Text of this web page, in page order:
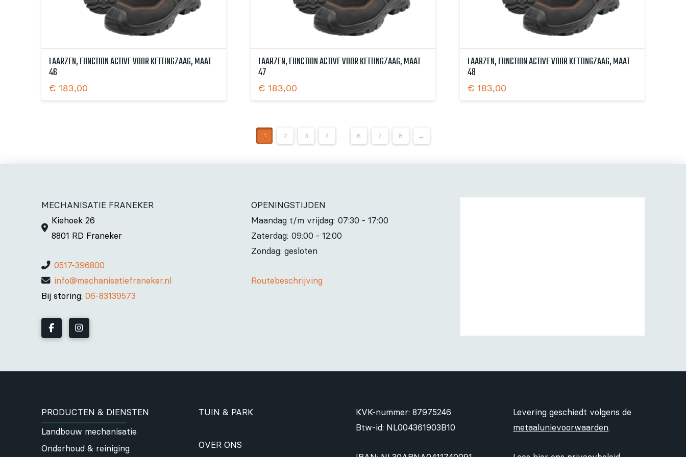
LAARZEN, FUNCTION ACTIVE VOOR KETTINGZAAG, MAAT
46
€ 183,00
LAARZEN, FUNCTION ACTIVE VOOR KETTINGZAAG, MAAT
47
€ 183,00
LAARZEN, FUNCTION ACTIVE VOOR KETTINGZAAG, MAAT
48
€ 183,00
1 2 3 4 6 7 8 →
MECHANISATIE FRANEKER
Kiehoek 26
8801 RD Franeker
0517-396800
info@mechanisatiefraneker.nl
Bij storing: 06-83139573
OPENINGSTIJDEN
Maandag t/m vrijdag: 07:30 - 17:00
Zaterdag: 09:00 - 12:00
Zondag: gesloten
Routebeschrijving
PRODUCTEN & DIENSTEN
Landbouw mechanisatie
Onderhoud & reiniging
TUIN & PARK
OVER ONS
KVK-nummer: 87975246
Btw-id: NL004361903B10
Levering geschiedt volgens de
metaalunievoorwaarden.